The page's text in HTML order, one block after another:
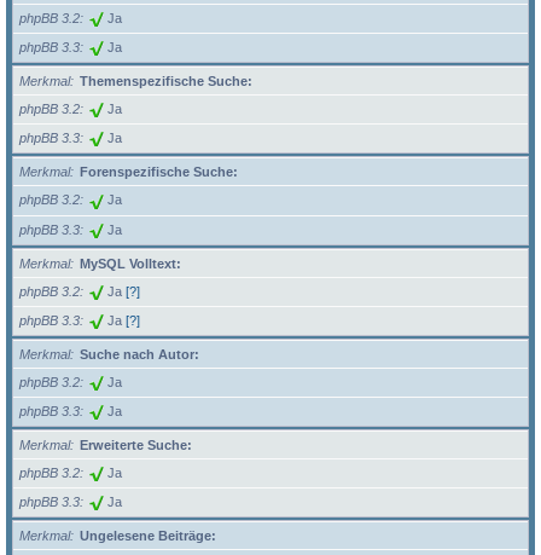
phpBB 3.2
Ja
phpBB 3.3 Ja
Merkmal
Themenspezifische Suche:
phpBB 3.2
Ja
phpBB 3.3 Ja
Merkmal
Forenspezifische Suche:
phpBB 3.2
Ja
phpBB 3.3 Ja
Merkmal
MySQL Volltext:
phpBB 3.2
Ja [?]
phpBB 3.3 Ja [?]
Merkmal
Suche nach Autor:
phpBB 3.2
Ja
phpBB 3.3 Ja
Merkmal
Erweiterte Suche:
phpBB 3.2
Ja
phpBB 3.3 Ja
Merkmal
Ungelesene Beiträge: